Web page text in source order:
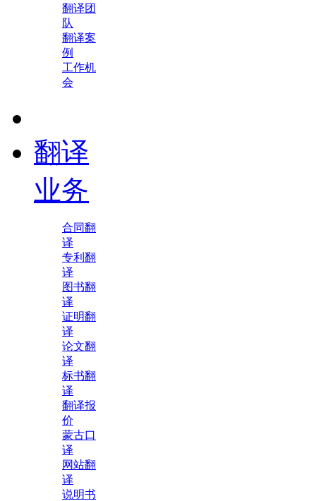
翻译团
队
翻译案
例
工作机
会
翻译
业务
合同翻
译
专利翻
译
图书翻
译
证明翻
译
论文翻
译
标书翻
译
翻译报
价
蒙古口
译
网站翻
译
说明书